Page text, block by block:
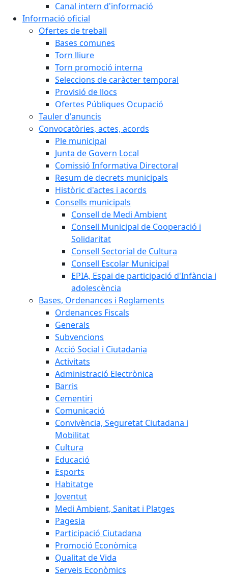
Canal intern d'informació
Informació oficial
Ofertes de treball
Bases comunes
Torn lliure
Torn promoció interna
Seleccions de caràcter temporal
Provisió de llocs
Ofertes Públiques Ocupació
Tauler d'anuncis
Convocatòries, actes, acords
Ple municipal
Junta de Govern Local
Comissió Informativa Directoral
Resum de decrets municipals
Històric d'actes i acords
Consells municipals
Consell de Medi Ambient
Consell Municipal de Cooperació i
Solidaritat
Consell Sectorial de Cultura
Consell Escolar Municipal
EPIA, Espai de participació d'Infància i
adolescència
Bases, Ordenances i Reglaments
Ordenances Fiscals
Generals
Subvencions
Acció Social i Ciutadania
Activitats
Administració Electrònica
Barris
Cementiri
Comunicació
Convivència, Seguretat Ciutadana i
Mobilitat
Cultura
Educació
Esports
Habitatge
Joventut
Medi Ambient, Sanitat i Platges
Pagesia
Participació Ciutadana
Promoció Econòmica
Qualitat de Vida
Serveis Econòmics